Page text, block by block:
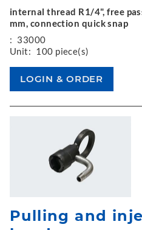
internal thread R1/4", free
mm, connection quick snap
: 33000
Unit: 100 piece(s)
Pulling and